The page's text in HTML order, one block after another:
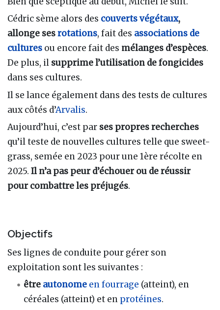
Cédric sème alors des couverts végétaux,
allonge sesrotations, fait des associations de
cultures ou encore fait des mélanges d’espèces.
De plus, il supprime l’utilisation de fongicides
dans ses cultures.
Il se lance également dans des tests de cultures
aux côtés d’Arvalis.
Aujourd’hui, c’est par ses propres recherches
qu’il teste de nouvelles cultures telle que sweet-
grass, semée en 2023 pour une 1ère récolte en
2025. Il n’a pas peur d’échouer ou de réussir
pour combattre les préjugés.
Objectifs
Ses lignes de conduite pour gérer son
exploitation sont les suivantes :
être autonome en fourrage (atteint), en
céréales (atteint) et en protéines.